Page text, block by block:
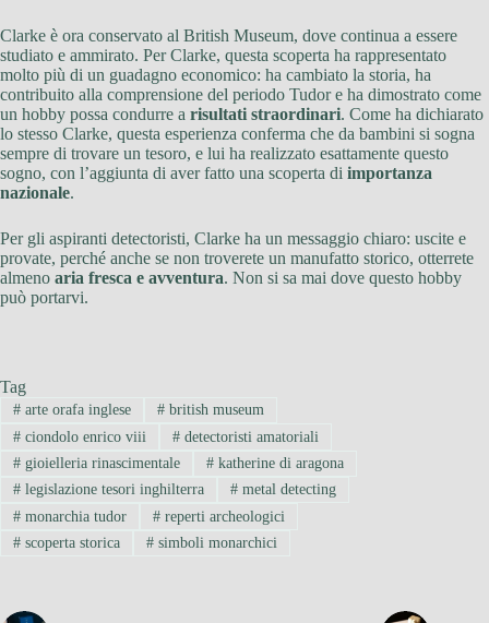
Clarke è ora conservato al British Museum, dove continua a essere
studiato e ammirato. Per Clarke, questa scoperta ha rappresentato
molto più di un guadagno economico: ha cambiato la storia, ha
contribuito alla comprensione del periodo Tudor e ha dimostrato come
un hobby possa condurre a risultati straordinari. Come ha dichiarato
lo stesso Clarke, questa esperienza conferma che da bambini si sogna
sempre di trovare un tesoro, e lui ha realizzato esattamente questo
sogno, con l’aggiunta di aver fatto una scoperta di importanza
nazionale.
Per gli aspiranti detectoristi, Clarke ha un messaggio chiaro: uscite e
provate, perché anche se non troverete un manufatto storico, otterrete
almeno aria fresca e avventura. Non si sa mai dove questo hobby
può portarvi.
Tag
#arte orafa inglese #british museum
#ciondolo enrico viii #detectoristi amatoriali
#gioielleria rinascimentale #katherine di aragona
#legislazione tesori inghilterra #metal detecting
#monarchia tudor #reperti archeologici
#scoperta storica #simboli monarchici